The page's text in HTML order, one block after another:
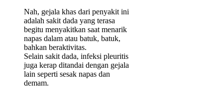
Nah, gejala khas dari penyakit ini
adalah sakit dada yang terasa
begitu menyakitkan saat menarik
napas dalam atau batuk, batuk,
bahkan beraktivitas.
Selain sakit dada, infeksi pleuritis
juga kerap ditandai dengan gejala
lain seperti sesak napas dan
demam.